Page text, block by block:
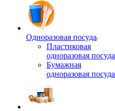
Одноразовая посуда
Пластиковая
одноразовая посуда
Бумажная
одноразовая посуда